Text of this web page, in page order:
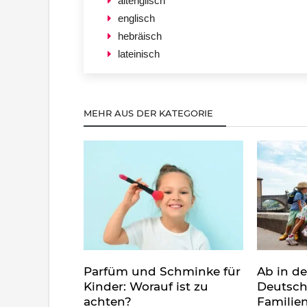
englisch
hebräisch
lateinisch
MEHR AUS DER KATEGORIE
Parfüm und Schminke für
Kinder: Worauf ist zu
achten?
Ab in